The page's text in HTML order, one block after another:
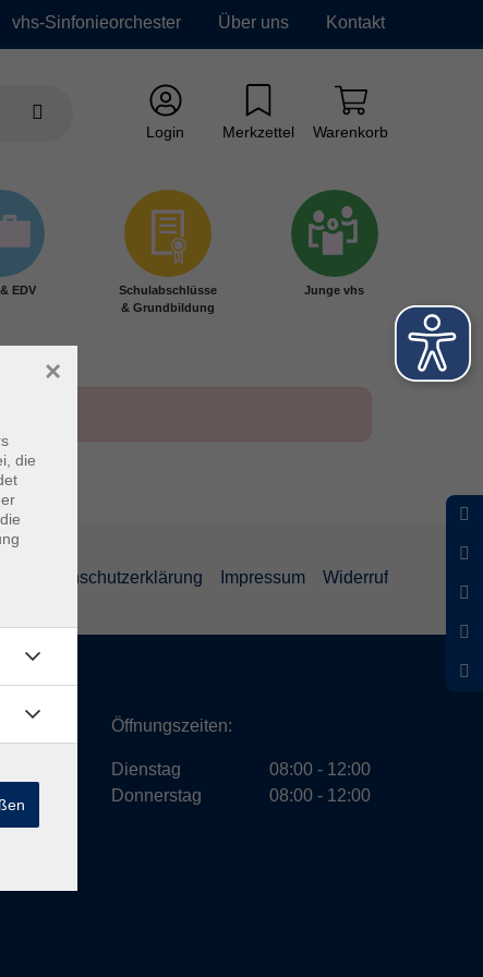
vhs-Sinfonieorchester Über uns Kontakt
Login Merkzettel Warenkorb
EDV
Schulabschlüsse
& Grundbildung
Junge vhs
Datenschutzerklärung Impressum Widerruf
Öffnungszeiten:
Dienstag
Donnerstag
08:00 - 12:00
08:00 - 12:00
die
×